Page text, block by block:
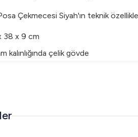
Çekmecesi Siyah'ın teknik
38 x 9 cm
kalınlığında çelik gövde
Posa Çekmecesi Siyah Fiyatı